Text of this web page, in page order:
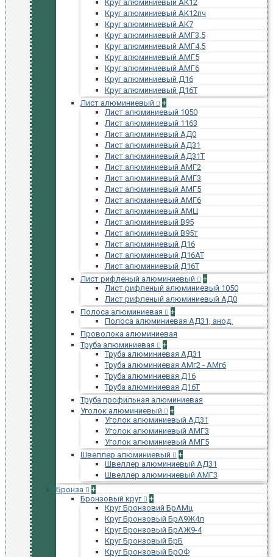
Круг алюминиевый АК12
Круг алюминиевый АК12пч
Круг алюминиевый АК7
Круг алюминиевый АМГ3,5
Круг алюминиевый АМГ4,5
Круг алюминиевый АМГ5
Круг алюминиевый АМГ6
Круг алюминиевый Д16
Круг алюминиевый Д16Т
Лист алюминиевый
+
Лист алюминиевый 1050
Лист алюминиевый 1163
Лист алюминиевый АД0
Лист алюминиевый АД31
Лист алюминиевый АД31Т
Лист алюминиевый АМГ2
Лист алюминиевый АМГ3
Лист алюминиевый АМГ5
Лист алюминиевый АМГ6
Лист алюминиевый АМЦ
Лист алюминиевый В95
Лист алюминиевый В95т
Лист алюминиевый Д16
Лист алюминиевый Д16АТ
Лист алюминиевый Д16Т
Лист рифленый алюминиевый
+
Лист рифленый алюминиевый 1050
Лист рифленый алюминиевый АД0
Полоса алюминиевая
+
Полоса алюминиевая АД31, анод.
Проволока алюминиевая
Труба алюминиевая
+
Труба алюминиевая АД31
Труба алюминиевая АМг2 - АМг6
Труба алюминиевая Д16
Труба алюминиевая Д16Т
Труба профильная алюминиевая
Уголок алюминиевый
+
Уголок алюминиевый АД31
Уголок алюминиевый АМГ3
Уголок алюминиевый АМГ5
Швеллер алюминиевый
+
Швеллер алюминиевый АД31
Швеллер алюминиевый АМГ3
Бронза
+
Бронзовый круг
+
Круг Бронзовий БрАМц
Круг Бронзовый БрА9Ж4л
Круг Бронзовый БрАЖ9-4
Круг Бронзовый БрБ
Круг Бронзовый БрОФ